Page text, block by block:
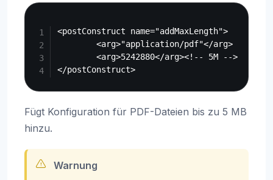
<postConstruct name="addMaxLength">
        <arg>"application/pdf"</arg>
        <arg>5242880</arg><!-- 5M -->
Fügt Konfiguration für PDF-Dateien bis zu 5 MB
hinzu.
Warnung